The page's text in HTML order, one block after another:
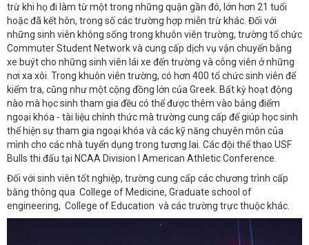
trừ khi họ đi làm từ một trong những quận gần đó, lớn hơn 21 tuổi
hoặc đã kết hôn, trong số các trường hợp miễn trừ khác. Đối với
những sinh viên không sống trong khuôn viên trường, trường tổ chức
Commuter Student Network và cung cấp dịch vụ vận chuyển bằng
xe buýt cho những sinh viên lái xe đến trường và công viên ở những
nơi xa xôi. Trong khuôn viên trường, có hơn 400 tổ chức sinh viên để
kiểm tra, cũng như một cộng đồng lớn của Greek. Bất kỳ hoạt động
nào mà học sinh tham gia đều có thể được thêm vào bảng điểm
ngoại khóa - tài liệu chính thức mà trường cung cấp để giúp học sinh
thể hiện sự tham gia ngoại khóa và các kỹ năng chuyên môn của
mình cho các nhà tuyển dụng trong tương lai. Các đội thể thao USF
Bulls thi đấu tại NCAA Division I American Athletic Conference.
Đối với sinh viên tốt nghiệp, trường cung cấp các chương trình cấp
bằng thông qua College of Medicine, Graduate school of
engineering, College of Education và các trường trực thuộc khác.